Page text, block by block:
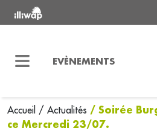
EVÈNEMENTS
Accueil / Actualités / Soirée
ce Mercredi 23/07.